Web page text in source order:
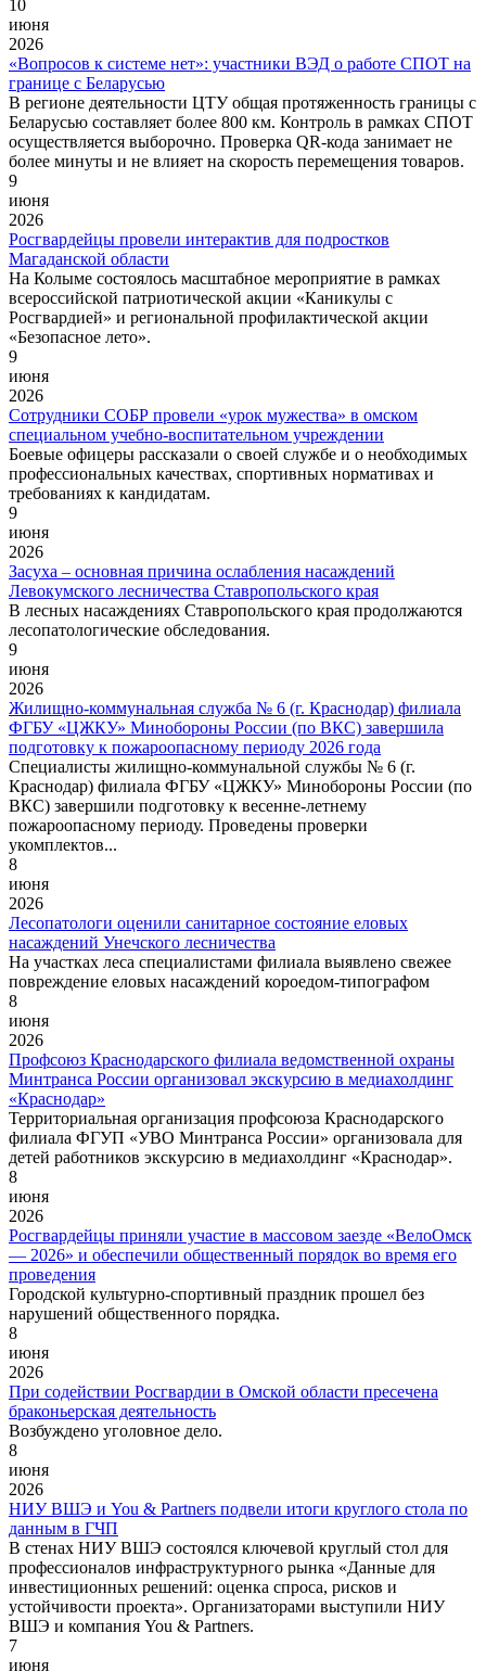
10
июня
2026
«Вопросов к системе нет»: участники ВЭД о работе СПОТ на
границе с Беларусью
В регионе деятельности ЦТУ общая протяженность границы с
Беларусью составляет более 800 км. Контроль в рамках СПОТ
осуществляется выборочно. Проверка QR-кода занимает не
более минуты и не влияет на скорость перемещения товаров.
9
июня
2026
Росгвардейцы провели интерактив для подростков
Магаданской области
На Колыме состоялось масштабное мероприятие в рамках
всероссийской патриотической акции «Каникулы с
Росгвардией» и региональной профилактической акции
«Безопасное лето».
9
июня
2026
Сотрудники СОБР провели «урок мужества» в омском
специальном учебно-воспитательном учреждении
Боевые офицеры рассказали о своей службе и о необходимых
профессиональных качествах, спортивных нормативах и
требованиях к кандидатам.
9
июня
2026
Засуха – основная причина ослабления насаждений
Левокумского лесничества Ставропольского края
В лесных насаждениях Ставропольского края продолжаются
лесопатологические обследования.
9
июня
2026
Жилищно-коммунальная служба № 6 (г. Краснодар) филиала
ФГБУ «ЦЖКУ» Минобороны России (по ВКС) завершила
подготовку к пожароопасному периоду 2026 года
Специалисты жилищно-коммунальной службы № 6 (г.
Краснодар) филиала ФГБУ «ЦЖКУ» Минобороны России (по
ВКС) завершили подготовку к весенне-летнему
пожароопасному периоду. Проведены проверки
укомплектов...
8
июня
2026
Лесопатологи оценили санитарное состояние еловых
насаждений Унечского лесничества
На участках леса специалистами филиала выявлено свежее
повреждение еловых насаждений короедом-типографом
8
июня
2026
Профсоюз Краснодарского филиала ведомственной охраны
Минтранса России организовал экскурсию в медиахолдинг
«Краснодар»
Территориальная организация профсоюза Краснодарского
филиала ФГУП «УВО Минтранса России» организовала для
детей работников экскурсию в медиахолдинг «Краснодар».
8
июня
2026
Росгвардейцы приняли участие в массовом заезде «ВелоОмск
— 2026» и обеспечили общественный порядок во время его
проведения
Городской культурно-спортивный праздник прошел без
нарушений общественного порядка.
8
июня
2026
При содействии Росгвардии в Омской области пресечена
браконьерская деятельность
Возбуждено уголовное дело.
8
июня
2026
НИУ ВШЭ и You & Partners подвели итоги круглого стола по
данным в ГЧП
В стенах НИУ ВШЭ состоялся ключевой круглый стол для
профессионалов инфраструктурного рынка «Данные для
инвестиционных решений: оценка спроса, рисков и
устойчивости проекта». Организаторами выступили НИУ
ВШЭ и компания You & Partners.
7
июня